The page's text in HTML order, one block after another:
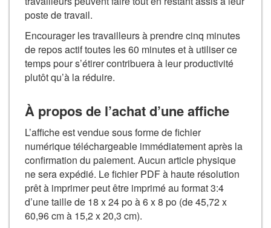
poste de travail.
Encourager les travailleurs à prendre cinq minutes
de repos actif toutes les 60 minutes et à utiliser ce
temps pour s’étirer contribuera à leur productivité
plutôt qu’à la réduire.
À propos de l’achat d’une affiche
L’affiche est vendue sous forme de fichier
numérique téléchargeable immédiatement après la
confirmation du paiement. Aucun article physique
ne sera expédié. Le fichier PDF à haute résolution
prêt à imprimer peut être imprimé au format 3:4
d’une taille de 18 x 24 po à 6 x 8 po (de 45,72 x
60,96 cm à 15,2 x 20,3 cm).